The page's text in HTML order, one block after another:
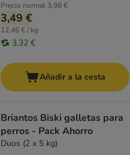
Precio normal 3,98 €
3,49 €
12,46 € / kg
3,32 €
Añadir a la cesta
Briantos Biski galletas para
perros - Pack Ahorro
Duos (2 х 5 kg)